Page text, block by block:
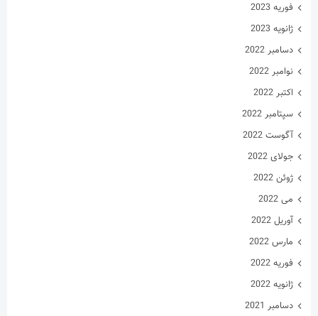
فوریه 2023
ژانویه 2023
دسامبر 2022
نوامبر 2022
اکتبر 2022
سپتامبر 2022
آگوست 2022
جولای 2022
ژوئن 2022
می 2022
آوریل 2022
مارس 2022
فوریه 2022
ژانویه 2022
دسامبر 2021